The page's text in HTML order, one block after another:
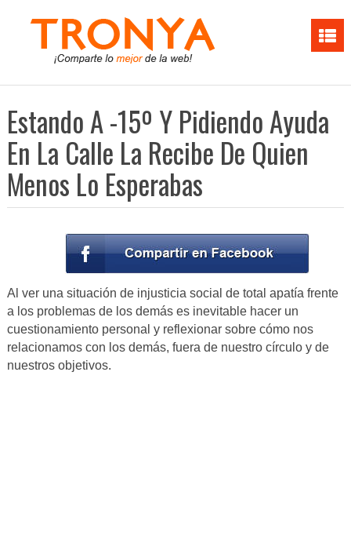
Estando A -15º Y Pidiendo Ayuda
En La Calle La Recibe De Quien
Menos Lo Esperabas
Al ver una situación de injusticia social de total apatía frente
a los problemas de los demás es inevitable hacer un
cuestionamiento personal y reflexionar sobre cómo nos
relacionamos con los demás, fuera de nuestro círculo y de
nuestros objetivos.